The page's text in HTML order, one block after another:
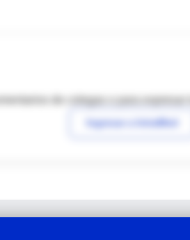
de colegas o para
Ingresar a IntraMed